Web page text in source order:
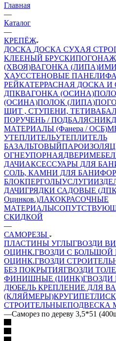
Главная
—
Каталог
—
КРЕПЁЖ
ДОСКА ДОСКА СУХАЯ
КЛЕЕНЫЙ БРУСКИПОГОНАЖ
(ХВОЯ)ВАГОНКА (ЛИПА)
ХАУССТЕНОВЫЕ ПАНЕЛИ
РЕЙКАТЕРРАСНАЯ ДОСКА И
ДПКВАГОНКА (ОСИНА)
(ОСИНА)ПОЛОК (ЛИПА)
ЩИТ , СТУПЕНИ, ТЕТИВА
ПОРУЧЕНЬ / ПОДБАЛЯСНИК
МАТЕРИАЛЫ (Фанера / ОСБ)
УТЕПЛИТЕЛЬУТЕПЛИТЕЛЬ
БАЗАЛЬТОВЫЙ
ОГНЕУПОРНАЯДВЕРИ
ДАЧИАКСЕССУАРЫ ДЛЯ
СОЛЬ, КАМНИ ДЛЯ БАНИ
БЛОКПЕРГОЛЫУСЛУГИ
ДАЧИГРЯДКИ САДОВЫЕ
Оцинков.)ЛАКОКРАСОЧНЫЕ
МАТЕРИАЛЫ
СКИДКОЙ
—
САМОРЕЗЫ
ПЛАСТИНЫ УГЛЫГВОЗДИ
ОЦИНК.ГВОЗДИ С БОЛЬШОЙ
ОЦИНК.ГВОЗДИ
БЕЗ ПОКРЫТИЯГВОЗДИ
ФИНИШНЫЕ (ЦИНК)
ДЮБЕЛЬ КРЕПЛЕНИЕ ДЛЯ
(КЛЯЙМЕРЫ)КРУГИПЕТЛИ
СТРОИТЕЛЬНЫЕПОДВЕСКА
—Саморез по дереву 3,5*51